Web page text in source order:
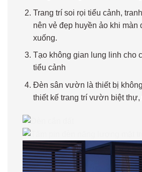
Trang trí soi rọi tiểu cảnh,
nên vẻ đẹp huyền ảo khi màn
xuống.
Tạo không gian lung linh cho
tiểu cảnh
Đèn sân vườn là thiết bị
thiết kế trang trí vườn biệt